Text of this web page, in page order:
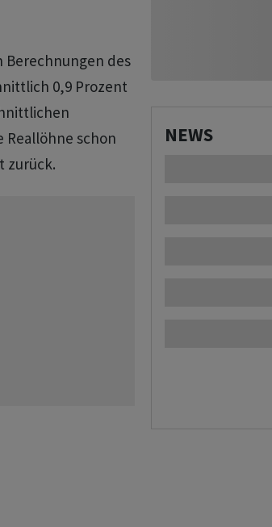
Berechnungen des
0,9 Prozent
Reallöhne schon
zurück.
NEWS